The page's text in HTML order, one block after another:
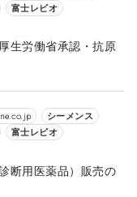
富士レビオ
生労働省承認・抗原
シーメンス
富士レビオ
断用医薬品）販売の